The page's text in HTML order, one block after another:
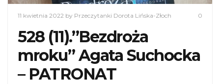
11 kwietnia 2022 by Przeczytanki Dorota Lińska-Złoch 0
528 (11).”Bezdroża
mroku” Agata Suchocka
– PATRONAT